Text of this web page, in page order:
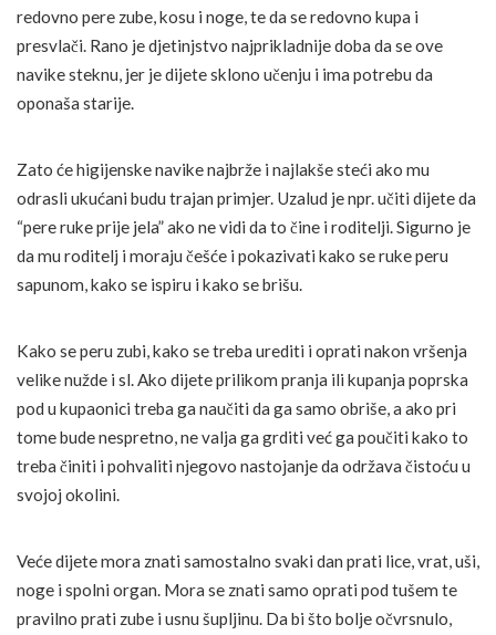
redovno pere zube, kosu i noge, te da se redovno kupa i
presvlači. Rano je djetinjstvo najprikladnije doba da se ove
navike steknu, jer je dijete sklono učenju i ima potrebu da
oponaša starije.
Zato će higijenske navike najbrže i najlakše steći ako mu
odrasli ukućani budu trajan primjer. Uzalud je npr. učiti dijete da
“pere ruke prije jela” ako ne vidi da to čine i roditelji. Sigurno je
da mu roditelj i moraju češće i pokazivati kako se ruke peru
sapunom, kako se ispiru i kako se brišu.
Kako se peru zubi, kako se treba urediti i oprati nakon vršenja
velike nužde i sl. Ako dijete prilikom pranja ili kupanja poprska
pod u kupaonici treba ga naučiti da ga samo obriše, a ako pri
tome bude nespretno, ne valja ga grditi već ga poučiti kako to
treba činiti i pohvaliti njegovo nastojanje da održava čistoću u
svojoj okolini.
Veće dijete mora znati samostalno svaki dan prati lice, vrat, uši,
noge i spolni organ. Mora se znati samo oprati pod tušem te
pravilno prati zube i usnu šupljinu. Da bi što bolje očvrsnulo,